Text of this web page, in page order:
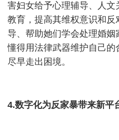
害妇女给予心理辅导、人
教育，提高其维权意识和反
导、帮助她们学会处理婚姻
懂得用法律武器维护自己
尽早走出困境。
4.数字化为反家暴带来新平